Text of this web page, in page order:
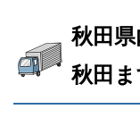
秋田
秋田